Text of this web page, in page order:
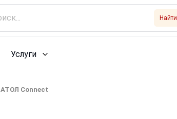
Найти
Услуги
АТОЛ Connect